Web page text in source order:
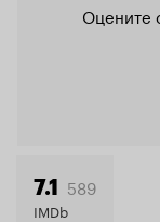
Оцените
7.1 589
IMDb